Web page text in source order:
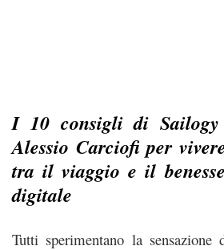
I 10 consigli diSailogy
Alessio Carciofi per
tra il viaggio e il
digitale
Tutti sperimentano la sensazione